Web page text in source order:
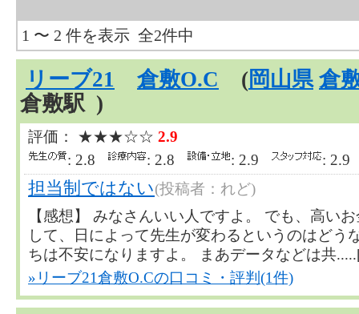
1 〜 2 件を表示 全2件中
リーブ21 倉敷O.C ( 岡山県 倉
倉敷駅 )
評価： ★★★☆☆ 2.9
: 2.8
: 2.8 : 2.9 :
担当制ではない(投稿者：れど)
【感想】 みなさんいい人ですよ。 でも、高い
して、日によって先生が変わるというのはどう
ちは不安になりますよ。 まあデータなどは共
»リーブ21倉敷O.Cの口コミ・評判(1件)